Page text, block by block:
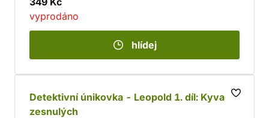
vyprodáno
hlídej
Detektivní únikovka - Leopold 1. díl: Kyvadlo
zesnulých